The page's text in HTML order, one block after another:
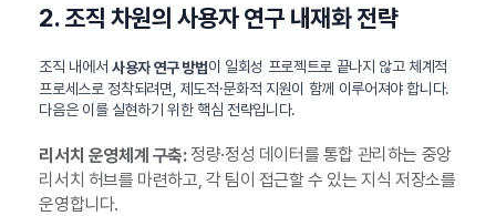
2. 조직 차원의 사용자 연구 내재화 전략
조직 내에서 사용자 연구 방법이 일회성 프로젝트로 끝나지 않고 체계적
프로세스로 정착되려면, 제도적·문화적 지원이 함께 이루어져야 합니다.
다음은 이를 실현하기 위한 핵심 전략입니다.
리서치 운영체계 구축:정량·정성 데이터를 통합 관리하는 중앙
리서치 허브를 마련하고, 각 팀이 접근할 수 있는 지식 저장소를
운영합니다.